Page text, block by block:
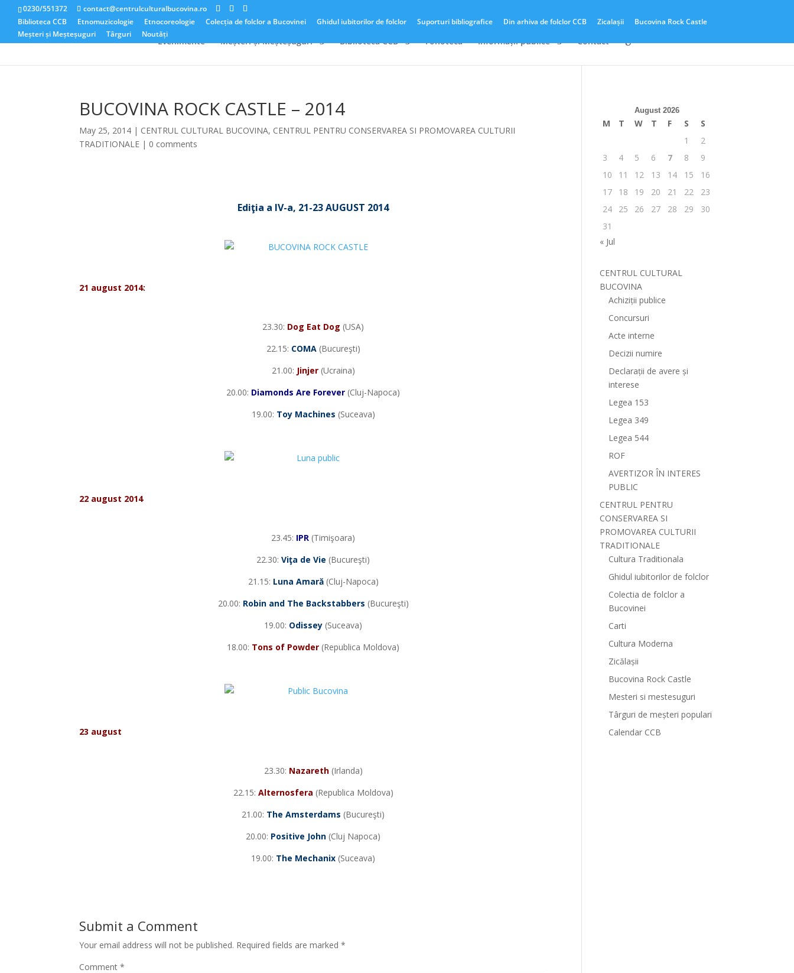
0230/551372
contact@centrulculturalbucovina.ro
Biblioteca CCB
Etnomuzicologie Etnocoreologie Colecția de folclor a Bucovinei Ghidul iubitorilor de folclor Suporturi bibliografice Din arhiva de folclor CCB Zicalașii
Bucovina Rock Castle
Meșteri și Meșteșuguri
Târguri Noutăți
Evenimente Meșteri și Meșteșuguri Biblioteca CCB Fonotecă Informații publice Contact
BUCOVINA ROCK CASTLE – 2014
May 25, 2014 | CENTRUL CULTURAL BUCOVINA, CENTRUL PENTRU CONSERVAREA SI PROMOVAREA CULTURII
TRADITIONALE | 0 comments
Ediţia a IV-a, 21-23 AUGUST 2014
21 august 2014:
23.30: Dog Eat Dog (USA)
22.15: COMA(Bucureşti)
21.00: Jinjer(Ucraina)
20.00: Diamonds Are Forever (Cluj-Napoca)
19.00: Toy Machines (Suceava)
22 august 2014
23.45: IPR (Timişoara)
22.30:Viţa de Vie (Bucureşti)
21.15: Luna Amară(Cluj-Napoca)
20.00: Robin and The Backstabbers (Bucureşti)
19.00: Odissey (Suceava)
18.00: Tons of Powder (Republica Moldova)
23 august
23.30: Nazareth(Irlanda)
22.15: Alternosfera (Republica Moldova)
21.00: The Amsterdams (Bucureşti)
20.00: Positive John (Cluj Napoca)
19.00: The Mechanix (Suceava)
Submit a Comment
Your email address will not be published. Required fields are marked*
Comment*
August 2026
M T W T F S
S
1
2
3
4 5 6 7 8
9
10
11 12 13 14 15
16
17
18 19 20 21 22
23
24
25 26 27 28 29
30
31
« Jul
CENTRUL CULTURAL
BUCOVINA
Achiziții publice
Concursuri
Acte interne
Decizii numire
Declarații de avere și
interese
Legea 153
Legea 349
Legea 544
ROF
AVERTIZOR ÎN INTERES
PUBLIC
CENTRUL PENTRU
CONSERVAREA SI
PROMOVAREA CULTURII
TRADITIONALE
Cultura Traditionala
Ghidul iubitorilor de folclor
Colectia de folclor a
Bucovinei
Carti
Cultura Moderna
Zicălașii
Bucovina Rock Castle
Mesteri si mestesuguri
Târguri de meșteri populari
Calendar CCB